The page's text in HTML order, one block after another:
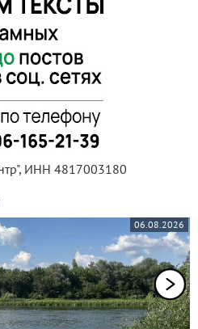
ИНН 4817003180
06.08.2026